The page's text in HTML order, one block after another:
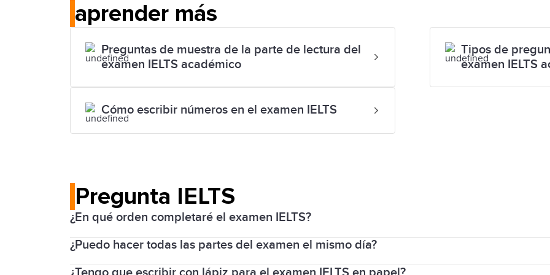
aprender más
Preguntas de muestra de la parte de lectura del
examen IELTS académico
Tipos de
examen IELTS
Cómo escribir números en el examen IELTS
Pregunta IELTS
¿En qué orden completaré el examen IELTS?
Si realiza el IELTS en computadora, realizará las pruebas en el siguiente orden el mismo día:
prueba de Speaking antes o después de esta sesión.
¿Puedo hacer todas las partes del examen el mismo día?